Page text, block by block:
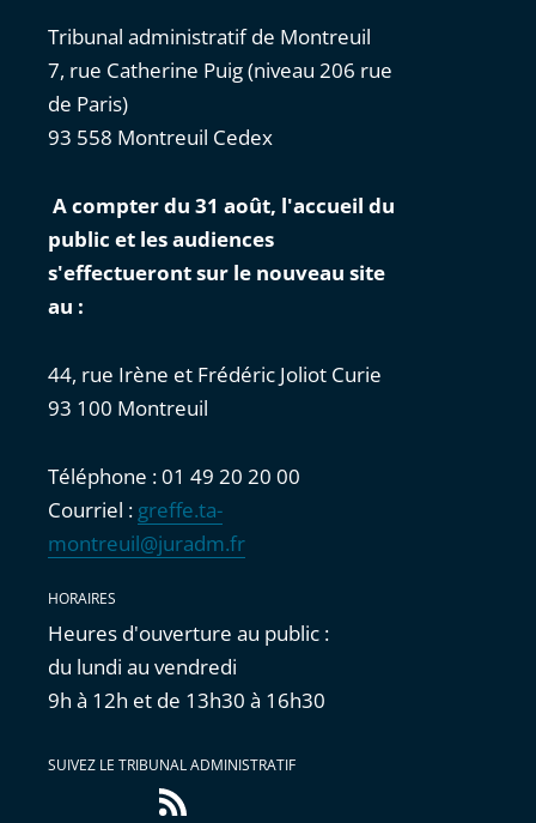
Tribunal administratif de Montreuil
7, rue Catherine Puig (niveau 206 rue
de Paris)
93 558 Montreuil Cedex
A compter du 31 août, l'accueil du
public et les audiences
s'effectueront sur le nouveau site
au :
44, rue Irène et Frédéric Joliot Curie
93 100 Montreuil
Téléphone : 01 49 20 20 00
Courriel : greffe.ta-
montreuil@juradm.fr
HORAIRES
Heures d'ouverture au public :
du lundi au vendredi
9h à 12h et de 13h30 à 16h30
SUIVEZ LE TRIBUNAL ADMINISTRATIF
Flux